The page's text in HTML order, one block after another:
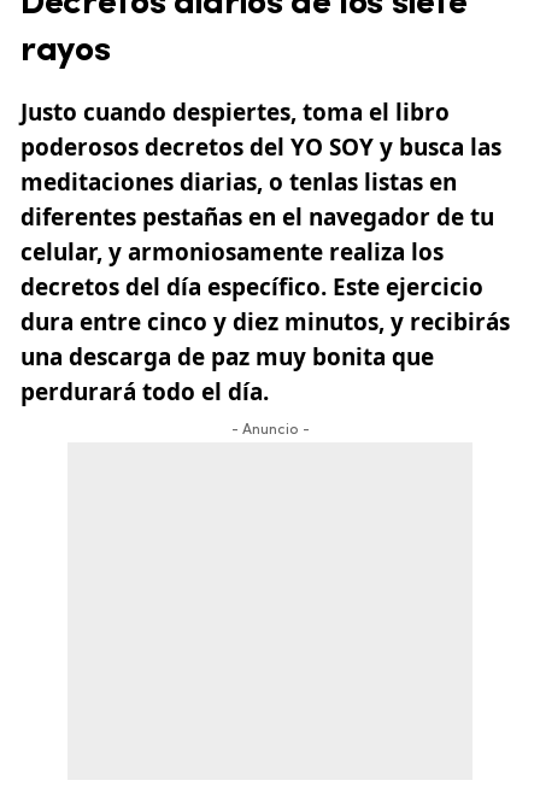
rayos
Justo cuando despiertes, toma el libro
poderosos decretos del YO SOY y busca las
meditaciones diarias, o tenlas listas en
diferentes pestañas en el navegador de tu
celular, y armoniosamente realiza los
decretos del día específico. Este ejercicio
dura entre cinco y diez minutos, y recibirás
una descarga de paz muy bonita que
perdurará todo el día.
- Anuncio -